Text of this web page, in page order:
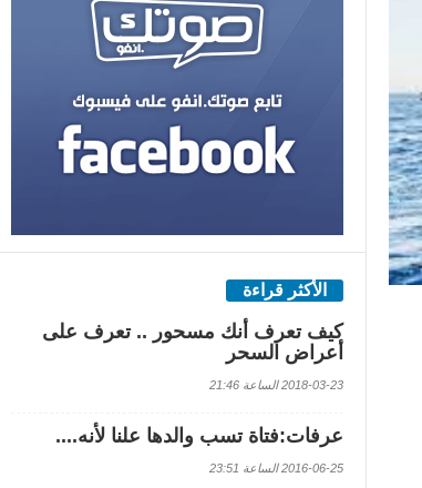
الأكثر قراءة
كيف تعرف أنك مسحور .. تعرف على
أعراض السحر
2018-03-23 الساعة 21:46
عرفات:فتاة تسب والدها علنا لأنه....
2016-06-25 الساعة 23:51